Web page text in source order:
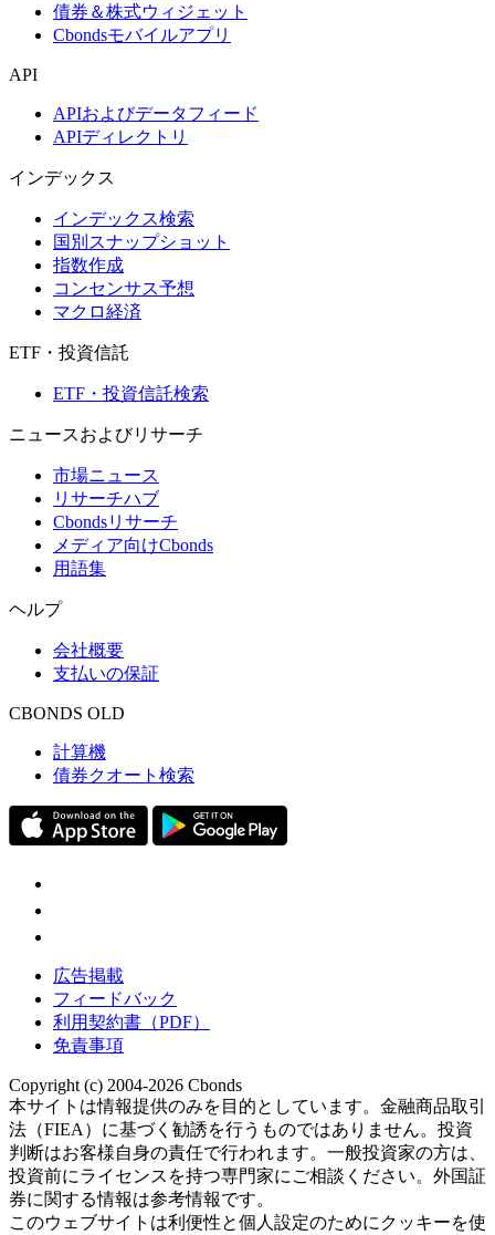
債券＆株式ウィジェット
Cbondsモバイルアプリ
API
APIおよびデータフィード
APIディレクトリ
インデックス
インデックス検索
国別スナップショット
指数作成
コンセンサス予想
マクロ経済
ETF・投資信託
ETF・投資信託検索
ニュースおよびリサーチ
市場ニュース
リサーチハブ
Cbondsリサーチ
メディア向けCbonds
用語集
ヘルプ
会社概要
支払いの保証
CBONDS OLD
計算機
債券クオート検索
広告掲載
フィードバック
利用契約書（PDF）
免責事項
Copyright (c) 2004-2026 Cbonds
本サイトは情報提供のみを目的としています。金融商品取引
法（FIEA）に基づく勧誘を行うものではありません。投資
判断はお客様自身の責任で行われます。一般投資家の方は、
投資前にライセンスを持つ専門家にご相談ください。外国証
券に関する情報は参考情報です。
このウェブサイトは利便性と個人設定のためにクッキーを使